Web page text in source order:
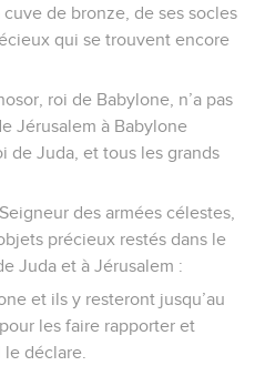
de bronze, de ses socles
qui se trouvent encore
roi de Babylone, n’a pas
Jérusalem à Babylone
de Juda, et tous les grands
des armées célestes,
précieux restés dans le
Juda et à Jérusalem :
et ils y resteront jusqu’au
les faire rapporter et
déclare.